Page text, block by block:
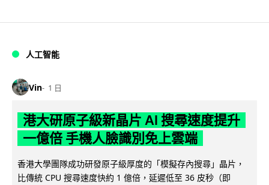
人工智能
Vin 1 日
港大研原子級新晶片 AI 搜尋速度提升
一億倍 手機人臉識別免上雲端
香港大學團隊成功研發原子級厚度的「模擬存內搜尋」晶片，
比傳統 CPU 搜尋速度快約 1 億倍，延遲低至 36 皮秒（即